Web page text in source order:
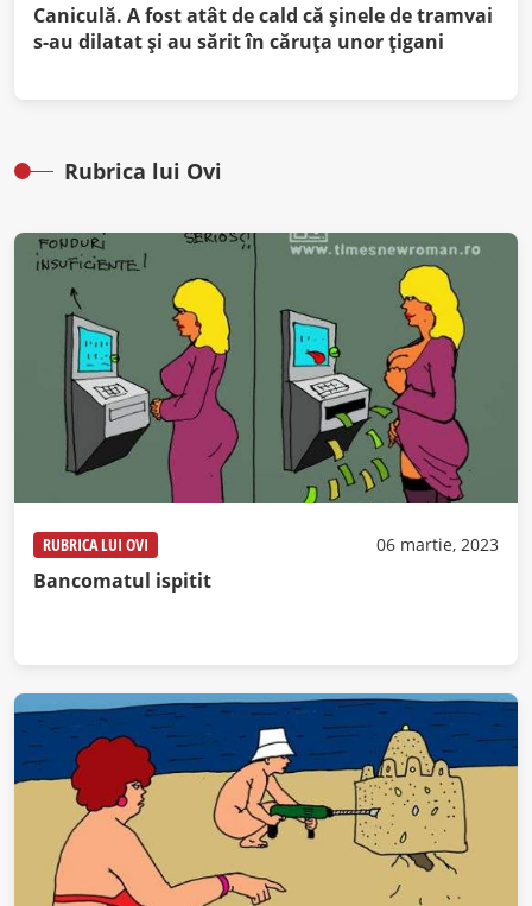
Caniculă. A fost atât de cald că şinele de tramvai
s-au dilatat şi au sărit în căruţa unor ţigani
Rubrica lui Ovi
RUBRICA LUI OVI 06 martie, 2023
Bancomatul ispitit